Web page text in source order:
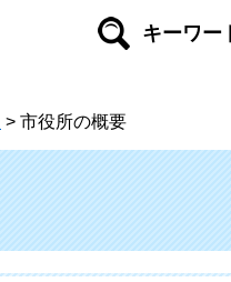
> 市役所の概要